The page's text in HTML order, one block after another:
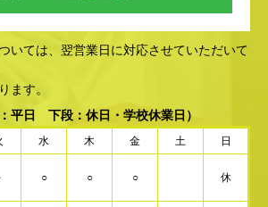
いては、翌営業日に対応させていただいて
ます。
：平日 下段：休日・学校休業日）
水 木 金 土 日
○ ○ ○ 休